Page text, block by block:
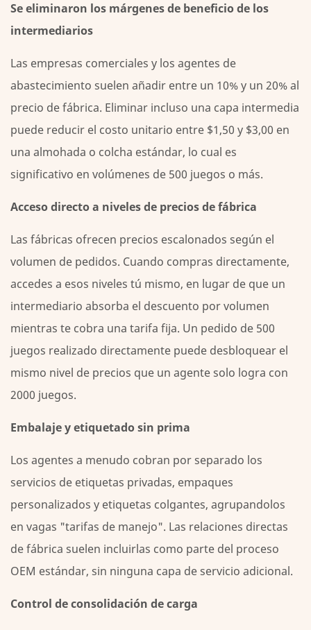
y
etiquetado
prima
2.4
Control
de
consolidación
carga
3
que
se
gana
allá
del
precio:
control
sobre
producto
la
calidad
4
¿Quién
beneficia
más
Se eliminaron los márgenes de beneficio de los
intermediarios
Las empresas comerciales y los agentes de
abastecimiento suelen añadir entre un 10% y un 20% al
precio de fábrica. Eliminar incluso una capa intermedia
puede reducir el costo unitario entre $1,50 y $3,00 en
una almohada o colcha estándar, lo cual es
significativo en volúmenes de 500 juegos o más.
Acceso directo a niveles de precios de fábrica
Las fábricas ofrecen precios escalonados según el
volumen de pedidos. Cuando compras directamente,
accedes a esos niveles tú mismo, en lugar de que un
intermediario absorba el descuento por volumen
mientras te cobra una tarifa fija. Un pedido de 500
juegos realizado directamente puede desbloquear el
mismo nivel de precios que un agente solo logra con
2000 juegos.
Embalaje y etiquetado sin prima
Los agentes a menudo cobran por separado los
servicios de etiquetas privadas, empaques
personalizados y etiquetas colgantes, agrupandolos
en vagas "tarifas de manejo". Las relaciones directas
de fábrica suelen incluirlas como parte del proceso
OEM estándar, sin ninguna capa de servicio adicional.
Control de consolidación de carga